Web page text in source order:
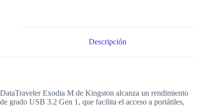
Descripción
DataTraveler Exodia M de Kingston alcanza un rendimiento
de grado USB 3.2 Gen 1, que facilita el acceso a portátiles,